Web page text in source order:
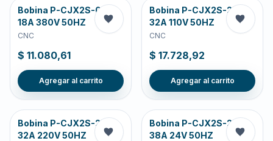
Bobina P-CJX2S-09-
18A 380V 50HZ
CNC
$ 11.080,61
Agregar al carrito
Bobina P-CJX2S-25-
32A 110V 50HZ
CNC
$ 17.728,92
Agregar al carrito
Bobina P-CJX2S-25-
32A 220V 50HZ
Bobina P-CJX2S-25-
38A 24V 50HZ